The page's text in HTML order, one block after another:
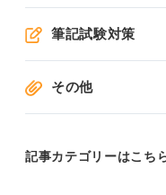
筆記試験対策
その他
記事カテゴリーはこち